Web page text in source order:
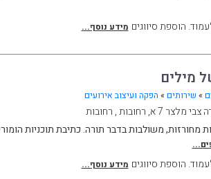
הוספת סיווגים מידע נוסף...
מילים
» שירותים » הפקה ועיצוב אירועים
7 א, רחובות , רחובות
מחורזות, משולבות בדבר תורה. כתיבת תוכניות
הוספת סיווגים מידע נוסף...